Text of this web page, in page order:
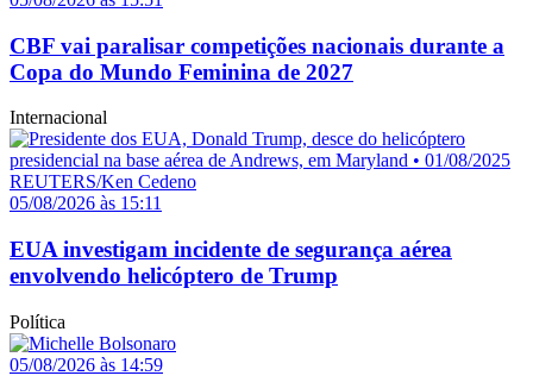
CBF vai paralisar competições nacionais durante a
Copa do Mundo Feminina de 2027
Internacional
05/08/2026 às 15:11
EUA investigam incidente de segurança aérea
envolvendo helicóptero de Trump
Política
05/08/2026 às 14:59